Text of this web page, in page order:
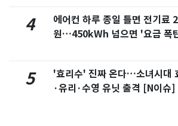
4
에어컨 하루 종일 틀면 전기료
원…450kWh 넘으면 '요금 폭
5
'효리수' 진짜 온다…소녀시대
·유리·수영 유닛 출격 [N이슈]